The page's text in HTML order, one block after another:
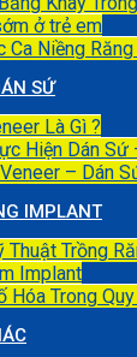
ở trẻ em
Ca Niềng
SỨ
Là Gì ?
Hiện Dán Sứ
– Dán
IMPLANT
Thuật Trồng
Implant
Hóa Trong